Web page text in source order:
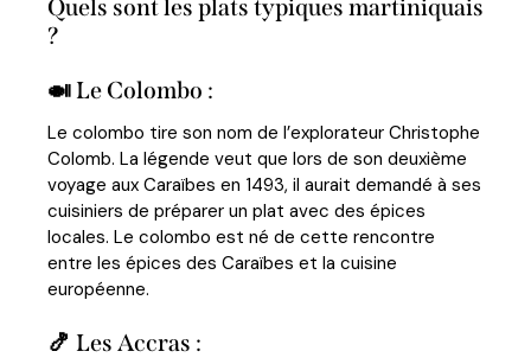
Quels sont les plats typiques martiniquais
?
🍛 Le Colombo :
Le colombo tire son nom de l’explorateur Christophe
Colomb. La légende veut que lors de son deuxième
voyage aux Caraïbes en 1493, il aurait demandé à ses
cuisiniers de préparer un plat avec des épices
locales. Le colombo est né de cette rencontre
entre les épices des Caraïbes et la cuisine
européenne.
🍤 Les Accras :